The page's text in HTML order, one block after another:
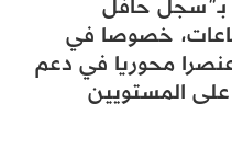
خصوصا في
محوريا في دعم
على المستويين